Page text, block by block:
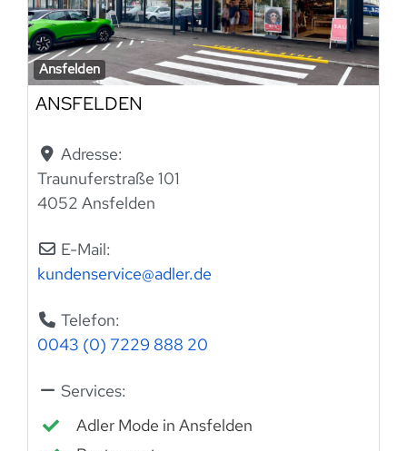
Ansfelden
ANSFELDEN
Adresse:
Traunuferstraße 101
4052 Ansfelden
E-Mail:
kundenservice@adler.de
Telefon:
0043 (0) 7229 888 20
Services:
Adler Mode in Ansfelden